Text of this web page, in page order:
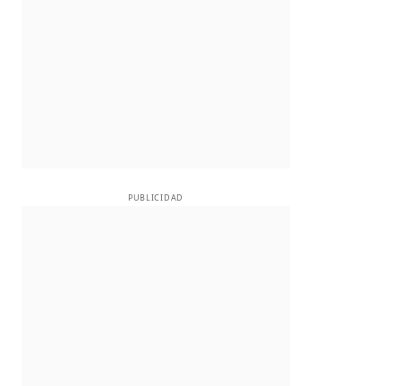
PUBLICIDAD